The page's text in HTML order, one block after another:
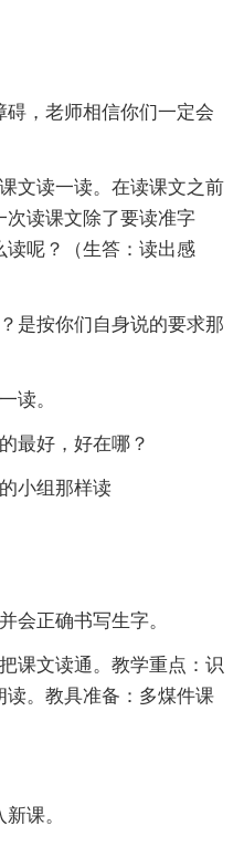
，老师相信你们一定会
文读一读。在读课文之前
次读课文除了要读准字
读呢？（生答：读出感
是按你们自身说的要求那
读。
最好，好在哪？
小组那样读
会正确书写生字。
课文读通。教学重点：识
。教具准备：多煤件课
课。